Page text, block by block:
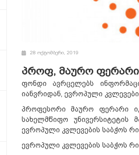
28 ოქტომბერი, 2019
პროფ, მაურო ფერარი
ფონდი ავრცელებს
იანვრიდან, ევროპული
პროფესორი მაურო ფერარი
სახელმწიფო უნივერსიტეტის
ევროპული კვლევების საბჭოს
ევროპული კვლევების საბჭოს